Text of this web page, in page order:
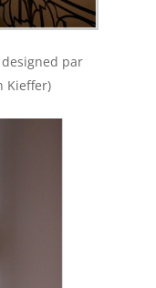
designed par
Kieffer)